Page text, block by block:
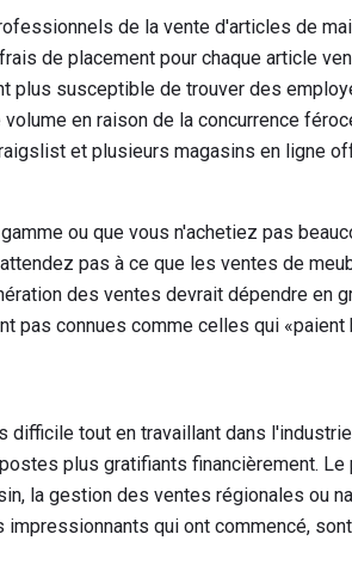
de la vente d'articles de
de placement pour chaque article
plus susceptible de trouver des
en raison de la concurrence
et plusieurs magasins en ligne
ou que vous n'achetiez pas
pas à ce que les ventes de
des ventes devrait dépendre en
pas connues comme celles qui «paient
difficile tout en travaillant dans
plus gratifiants financièrement.
la gestion des ventes régionales ou
qui ont commencé,